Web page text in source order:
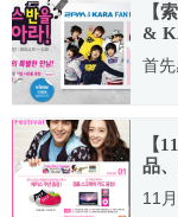
【
&
送出
首
2010.03.24
【
品
先
11